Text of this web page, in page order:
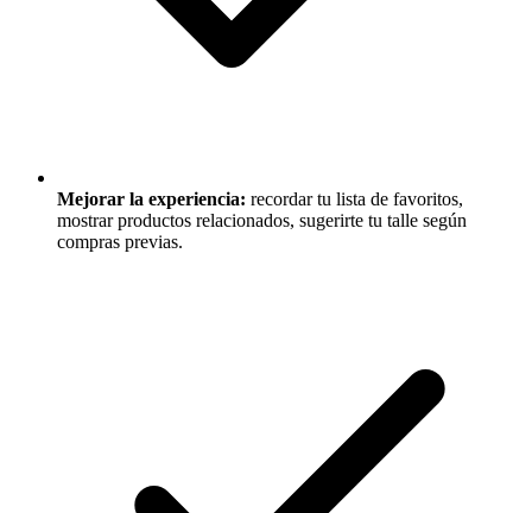
Mejorar la experiencia: recordar tu lista de favoritos,
mostrar productos relacionados, sugerirte tu talle según
compras previas.